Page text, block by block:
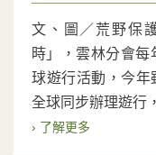
文、圖／荒野保
時」，雲林分會
球遊行活動，今年
全球同步辦理遊行
› 了解更多